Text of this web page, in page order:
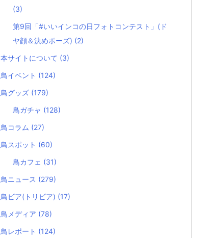
(3)
第9回「#いいインコの日フォトコンテスト」(ド
ヤ顔＆決めポーズ) (2)
本サイトについて (3)
鳥イベント (124)
鳥グッズ (179)
鳥ガチャ (128)
鳥コラム (27)
鳥スポット (60)
鳥カフェ (31)
鳥ニュース (279)
鳥ビア(トリビア) (17)
鳥メディア (78)
鳥レポート (124)